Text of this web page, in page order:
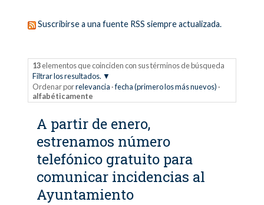
Suscribirse a una fuente RSS siempre actualizada.
13elementos que coinciden con sus términos de búsqueda
Filtrar los resultados.
Ordenar porrelevancia ·fecha (primero los más nuevos) ·
alfabéticamente
A partir de enero,
estrenamos número
telefónico gratuito para
comunicar incidencias al
Ayuntamiento